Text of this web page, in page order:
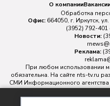
О компании
Обработка
Офис: 664050, г. Иркутск,
(3952) 792-401
Новости:
Реклама:
При любом использовании
обязательна. На сайте nts-tv.ru
СМИ Информационного
№ ФС 77 - 88763
надзору в сфере связи,